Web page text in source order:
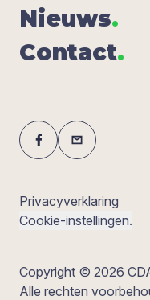
Nieuws.
Con­tact.
Privacyverklaring
Cookie-instellingen.
Copyright © 2026
Alle rechten